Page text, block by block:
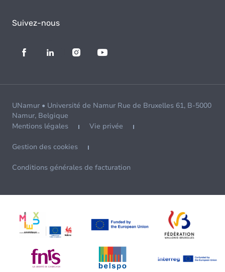
Suivez-nous
UNamur • Université de Namur Rue de Bruxelles 61, B-5000
Namur, Belgique
Mentions légales
Vie privée
Gestion des cookies
Conditions générales de facturation